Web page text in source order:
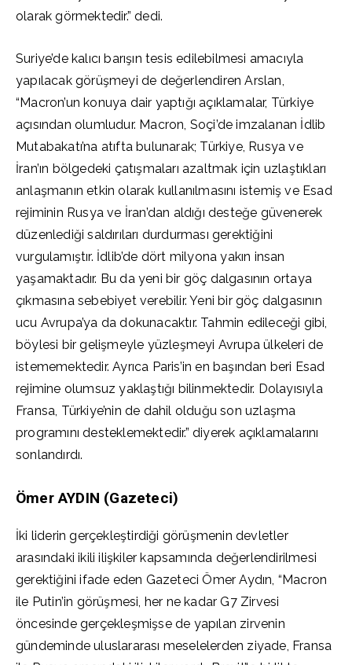
olarak görmektedir.” dedi.
Suriye’de kalıcı barışın tesis edilebilmesi amacıyla
yapılacak görüşmeyi de değerlendiren Arslan,
“Macron’un konuya dair yaptığı açıklamalar, Türkiye
açısından olumludur. Macron, Soçi’de imzalanan İdlib
Mutabakatı’na atıfta bulunarak; Türkiye, Rusya ve
İran’ın bölgedeki çatışmaları azaltmak için uzlaştıkları
anlaşmanın etkin olarak kullanılmasını istemiş ve Esad
rejiminin Rusya ve İran’dan aldığı desteğe güvenerek
düzenlediği saldırıları durdurması gerektiğini
vurgulamıştır. İdlib’de dört milyona yakın insan
yaşamaktadır. Bu da yeni bir göç dalgasının ortaya
çıkmasına sebebiyet verebilir. Yeni bir göç dalgasının
ucu Avrupa’ya da dokunacaktır. Tahmin edileceği gibi,
böylesi bir gelişmeyle yüzleşmeyi Avrupa ülkeleri de
istememektedir. Ayrıca Paris’in en başından beri Esad
rejimine olumsuz yaklaştığı bilinmektedir. Dolayısıyla
Fransa, Türkiye’nin de dahil olduğu son uzlaşma
programını desteklemektedir.” diyerek açıklamalarını
sonlandırdı.
Ömer AYDIN (Gazeteci)
İki liderin gerçekleştirdiği görüşmenin devletler
arasındaki ikili ilişkiler kapsamında değerlendirilmesi
gerektiğini ifade eden Gazeteci Ömer Aydın, “Macron
ile Putin’in görüşmesi, her ne kadar G7 Zirvesi
öncesinde gerçekleşmişse de yapılan zirvenin
gündeminde uluslararası meselelerden ziyade, Fransa